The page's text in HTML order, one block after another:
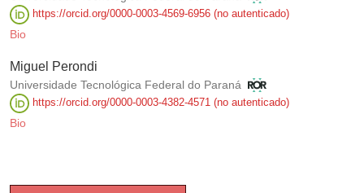
https://orcid.org/0000-0003-4569-6956 (no autenticado)
Bio
Miguel Perondi
Universidade Tecnológica Federal do Paraná
https://orcid.org/0000-0003-4382-4571 (no autenticado)
Bio